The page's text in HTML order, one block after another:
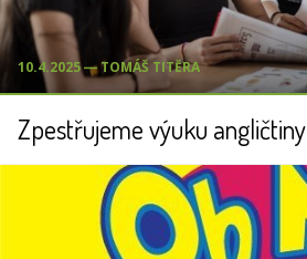
10.4.2025 ― TOMÁŠ TITĚRA
Zpestřujeme výuku angličtiny